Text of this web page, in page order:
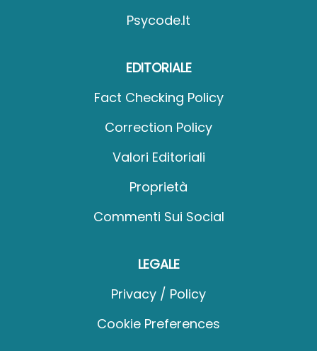
Psycode.it
EDITORIALE
Fact Checking Policy
Correction Policy
Valori Editoriali
Proprietà
Commenti Sui Social
LEGALE
Privacy / Policy
Cookie Preferences